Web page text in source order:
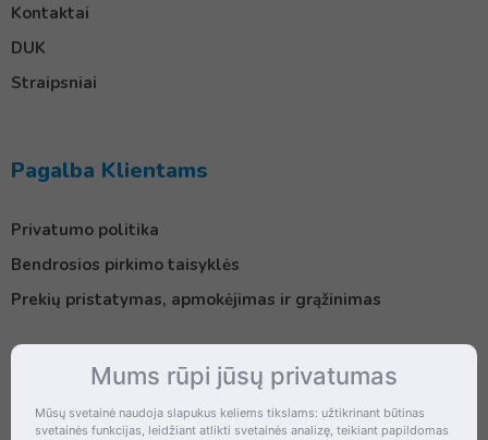
Kontaktai
DUK
Straipsniai
Pagalba Klientams
Privatumo politika
Bendrosios pirkimo taisyklės
Prekių pristatymas, apmokėjimas ir grąžinimas
KontaktaiMums rūpi jūsų privatumas
Mūsų svetainė naudoja slapukus keliems tikslams: užtikrinant būtinas
svetainės funkcijas, leidžiant atlikti svetainės analizę, teikiant papildomas